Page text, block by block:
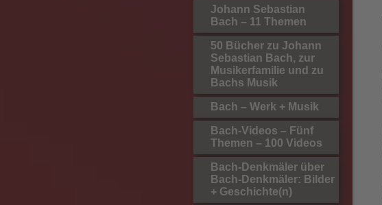
Johann Sebastian
Bach – 11 Themen
50 Bücher zu Johann
Sebastian Bach, zur
Musikerfamilie und zu
Bachs Musik
Bach – Werk + Musik
Bach-Videos – Fünf
Themen – 100 Videos
Bach-Denkmäler über
Bach-Denkmäler: Bilder
+ Geschichte(n)